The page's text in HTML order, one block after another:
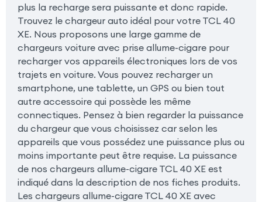
plus la recharge sera puissante et donc rapide.
Trouvez le chargeur auto idéal pour votre TCL 40
XE. Nous proposons une large gamme de
chargeurs voiture avec prise allume-cigare pour
recharger vos appareils électroniques lors de vos
trajets en voiture. Vous pouvez recharger un
smartphone, une tablette, un GPS ou bien tout
autre accessoire qui possède les même
connectiques. Pensez à bien regarder la puissance
du chargeur que vous choisissez car selon les
appareils que vous possédez une puissance plus ou
moins importante peut être requise. La puissance
de nos chargeurs allume-cigare TCL 40 XE est
indiqué dans la description de nos fiches produits.
Les chargeurs allume-cigare TCL 40 XE avec